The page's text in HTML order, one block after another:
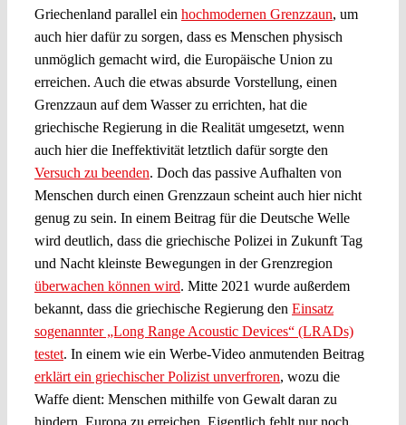
Griechenland parallel ein hochmodernen Grenzzaun, um
auch hier dafür zu sorgen, dass es Menschen physisch
unmöglich gemacht wird, die Europäische Union zu
erreichen. Auch die etwas absurde Vorstellung, einen
Grenzzaun auf dem Wasser zu errichten, hat die
griechische Regierung in die Realität umgesetzt, wenn
auch hier die Ineffektivität letztlich dafür sorgte den
Versuch zu beenden. Doch das passive Aufhalten von
Menschen durch einen Grenzzaun scheint auch hier nicht
genug zu sein. In einem Beitrag für die Deutsche Welle
wird deutlich, dass die griechische Polizei in Zukunft Tag
und Nacht kleinste Bewegungen in der Grenzregion
überwachen können wird. Mitte 2021 wurde außerdem
bekannt, dass die griechische Regierung den Einsatz
sogenannter „Long Range Acoustic Devices“ (LRADs)
testet. In einem wie ein Werbe-Video anmutenden Beitrag
erklärt ein griechischer Polizist unverfroren, wozu die
Waffe dient: Menschen mithilfe von Gewalt daran zu
hindern, Europa zu erreichen. Eigentlich fehlt nur noch,